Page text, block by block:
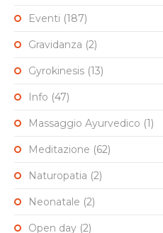
Eventi (187)
Gravidanza (2)
Gyrokinesis (13)
Info (47)
Massaggio Ayurvedico (1)
Meditazione (62)
Naturopatia (2)
Neonatale (2)
Open day (2)